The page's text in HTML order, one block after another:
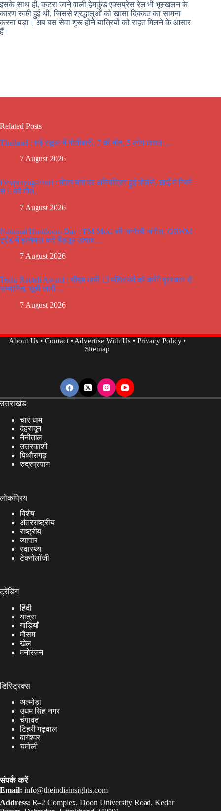
इसके साथ ही, कटरा जाने वाली हेमकुंड एक्सप्रेस रेल भी भूस्खलन के
कारण रुकी हुई थी, जिससे श्रद्धालुओं को खासा दिक्कत का सामना
करना पड़ा। अब बस सेवा शुरू होने यात्रियों को राहत मिलने के आसार
हैं।
Related Posts
Thailand : हाई स्कूल में गोलीबारी, 7 की मौत, 5 लोग घायल…
7 August 2026
Devprayag-Pauri : मोटर मार्ग पर अनियंत्रित हुई बोलेरो, खाई में गिरने
से 5 की मौत..
7 August 2026
National Handloom Day : PM Modi की अनोखी अपील, GRWM
ट्रेंड में इस्तेमाल करें हैंडलूम उत्पाद…
7 August 2026
Teelu Rauteli Award : सीएम धामी 13 महिलाओं को करेंगे पुरस्कार से
सम्मानित, सूची जारी…
7 August 2026
About Us• Contact•Advertise With Us• Privacy Policy•
Sitemap
उत्तराखंड
चार धाम
देहरादून
नैनीताल
उत्तरकाशी
पिथौरागढ़
रुद्रप्रयाग
लोकप्रिय
विशेष
अंतरराष्ट्रीय
राष्ट्रीय
व्यापार
स्वास्थ्य
टेक्नोलॉजी
ट्रेंडिंग
हिंदी
यात्रा
गाड़ियाँ
मौसम
खेल
मनोरंजन
डिस्ट्रिक्स
अल्मोड़ा
उधम सिंह नगर
चंपावत
टिहरी गढ़वाल
बागेश्वर
चमोली
संपर्क करें
Email: info@theindiainsights.com
Address: R–2 Complex, Doon University Road, Kedar